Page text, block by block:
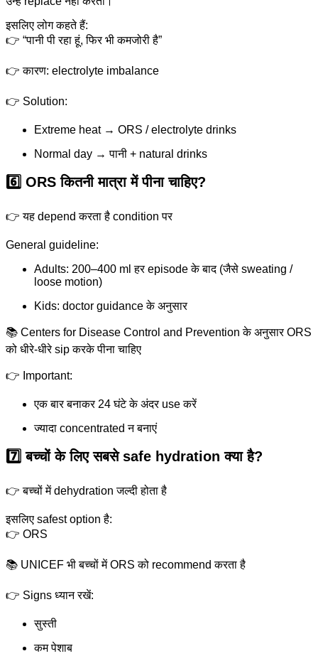
इसलिए लोग कहते हैं:
👉 “पानी पी रहा हूं, फिर भी कमजोरी है”
👉 कारण: electrolyte imbalance
👉 Solution:
Extreme heat → ORS / electrolyte drinks
Normal day → पानी + natural drinks
6️⃣ ORS कितनी मात्रा में पीना चाहिए?
👉 यह depend करता है condition पर
General guideline:
Adults: 200–400 ml हर episode के बाद (जैसे sweating /
loose motion)
Kids: doctor guidance के अनुसार
📚 Centers for Disease Control and Prevention के अनुसार ORS
को धीरे-धीरे sip करके पीना चाहिए
👉 Important:
एक बार बनाकर 24 घंटे के अंदर use करें
ज्यादा concentrated न बनाएं
7️⃣ बच्चों के लिए सबसे safe hydration क्या है?
👉 बच्चों में dehydration जल्दी होता है
इसलिए safest option है:
👉 ORS
📚 UNICEF भी बच्चों में ORS को recommend करता है
👉 Signs ध्यान रखें:
सुस्ती
कम पेशाब